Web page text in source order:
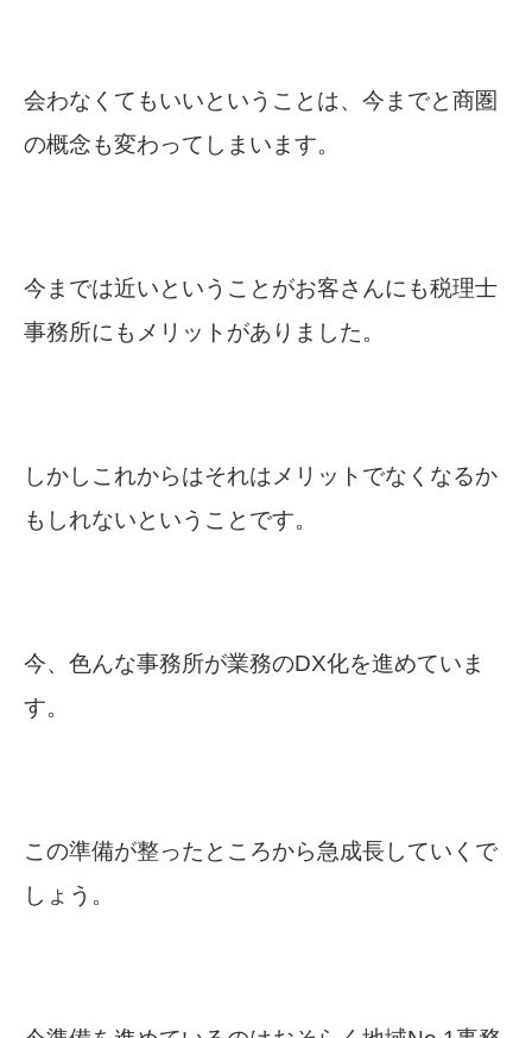
会わなくてもいいということは、今までと商圏
の概念も変わってしまいます。
今までは近いということがお客さんにも税理士
事務所にもメリットがありました。
しかしこれからはそれはメリットでなくなるか
もしれないということです。
今、色んな事務所が業務のDX化を進めていま
す。
この準備が整ったところから急成長していくで
しょう。